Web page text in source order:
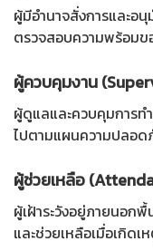
ผู้มีอำนาจสั่งการและอ
ตรวจสอบความพร้อม
ผู้ควบคุมงาน
ผู้ดูแลและควบคุมการท
ไปตามแผนความปลอด
ผู้ช่วยเหลือ
ผู้เฝ้าระวังอยู่ภายนอ
และช่วยเหลือเมื่อเกิด